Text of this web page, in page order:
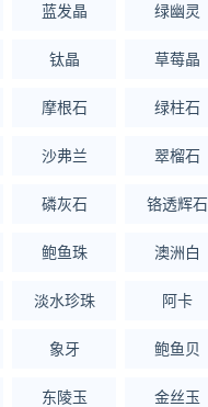
蓝发晶 绿幽灵
钛晶 草莓晶
摩根石 绿柱石
沙弗兰 翠榴石
磷灰石 铬透辉石
鲍鱼珠 澳洲白
淡水珍珠 阿卡
象牙 鲍鱼贝
东陵玉 金丝玉